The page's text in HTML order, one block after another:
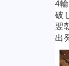
4
破
翌
出